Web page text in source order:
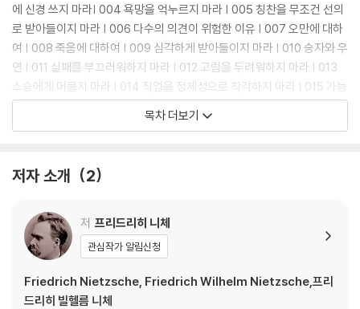
책이 어떤 역할을 하려는지 명확하게 보여준다.
“니체는 위로하지 않습니다. 대신 우리를 깨어 있게 만듭니다.” 실제로 책
속 문장들은 강렬하다. “평판에 신경 쓰지 마라.” “지름길을 택하지 마라.”
“위험하게 살아라.” “타인의 인정에서 벗어나라.” “고립을 두려워하지 마
라.” 익숙한 자기 계발의 언어와는 결이 다르다. 부드러운 공감보다 차가운
각성이 먼저 다가온다. 그러나 바로 그 점이 니체를 지금 다시 읽어야 하는
안, 타인의 인정에 대한 갈증, 안전한 길만을 선택하라는 압박 속에서 자신
만나라』는 바로 이 지점에서 질문을 던진다. 정말 당신은 당신의 삶을 살고
있는가?
에 신경 쓰지 마라| 004 욕망을 억누르지 마라 | 005 칭찬을 무조건 선의
로 받아들이지 마라 | 006 다수의 의견이 위험한 이유 | 007 오만에 대하
여 | 008 죽음에 대하여 | 009 심각하게 받아들이지 마라 | 010 승자와 우
연 | 011 실패를 부끄러워하지 마라 | 012 고립을 두려워하지 마라 | 013
스승에게 머물지 마라 | 014 직업을 정체성으로 착각하지 마라 | 015 가능
성을 과시하지 마라 | 016 너무 이른 성공을 경계하라 | 017 새로운 사실
을 말하면 불편한 이유 | 018 압도적으로 이겨라 | 019 고통은 복수를 정
거부터 의심하라 | 025 비밀을 지킬 줄 아는 능력 | 026 자기 자신에게 한
을 쓴다는 것
2장 자기 삶의 주인이 되다
030 피로 쓰지 않는 것은 믿지 않는다 | 031 자신에게 충실해지는 법 | 03
2 나를 단련하는 하루 | 033 삶을 긍정하는 태도 | 034 자기 연민에서 빠
목차 더보기
저자 소개 2
저 프리드리히 니체
관심작가 알림신청
Friedrich Nietzsche, Friedrich Wilhelm Nietzsche,프리
드리히 빌헬름 니체